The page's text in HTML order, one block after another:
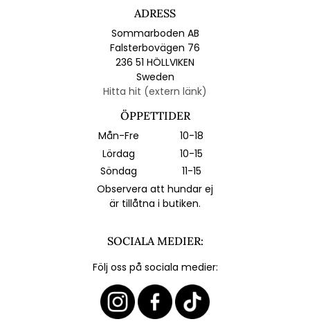
ADRESS
Sommarboden AB
Falsterbovägen 76
236 51 HÖLLVIKEN
Sweden
Hitta hit (extern länk)
ÖPPETTIDER
Mån-Fre
10-18
Lördag
10-15
Söndag
11-15
Observera att hundar ej
är tillåtna i butiken.
SOCIALA MEDIER:
Följ oss på sociala medier: